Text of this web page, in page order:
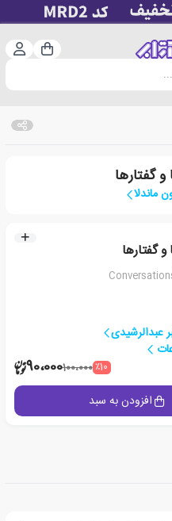
سبد
گفتارها
ماندلا
گفتارها
عبدالرشیدی
٪10100،00090،000
افزودن به سبد